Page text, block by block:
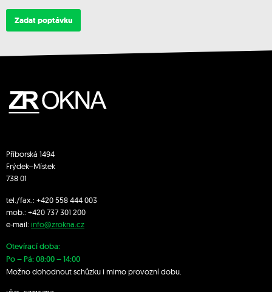
Zadat poptávku
Příborská 1494
Frýdek–Místek
738 01
tel./fax.: +420 558 444 003
mob.: +420 737 301 200
e-mail: info@zrokna.cz
Otevírací doba:
Po – Pá: 08:00 – 14:00
Možno dohodnout schůzku i mimo provozní dobu.